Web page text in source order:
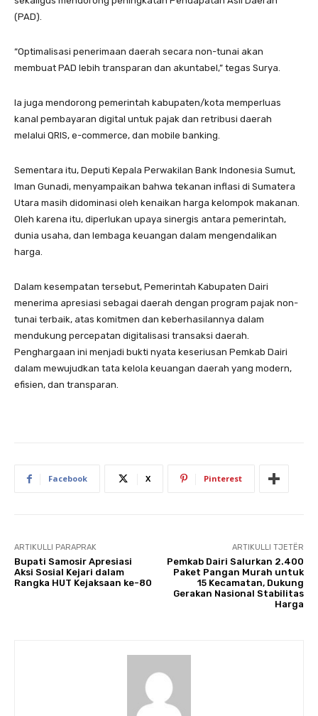
(PAD).
“Optimalisasi penerimaan daerah secara non-tunai akan
membuat PAD lebih transparan dan akuntabel,” tegas Surya.
Ia juga mendorong pemerintah kabupaten/kota memperluas
kanal pembayaran digital untuk pajak dan retribusi daerah
melalui QRIS, e-commerce, dan mobile banking.
Sementara itu, Deputi Kepala Perwakilan Bank Indonesia Sumut,
Iman Gunadi, menyampaikan bahwa tekanan inflasi di Sumatera
Utara masih didominasi oleh kenaikan harga kelompok makanan.
Oleh karena itu, diperlukan upaya sinergis antara pemerintah,
dunia usaha, dan lembaga keuangan dalam mengendalikan
harga.
Dalam kesempatan tersebut, Pemerintah Kabupaten Dairi
menerima apresiasi sebagai daerah dengan program pajak non-
tunai terbaik, atas komitmen dan keberhasilannya dalam
mendukung percepatan digitalisasi transaksi daerah.
Penghargaan ini menjadi bukti nyata keseriusan Pemkab Dairi
dalam mewujudkan tata kelola keuangan daerah yang modern,
efisien, dan transparan.
Facebook X Pinterest
ARTIKULLI PARAPRAK
Bupati Samosir Apresiasi
Aksi Sosial Kejari dalam
Rangka HUT Kejaksaan ke-80
ARTIKULLI TJETËR
Pemkab Dairi Salurkan 2.400
Paket Pangan Murah untuk
15 Kecamatan, Dukung
Gerakan Nasional Stabilitas
Harga